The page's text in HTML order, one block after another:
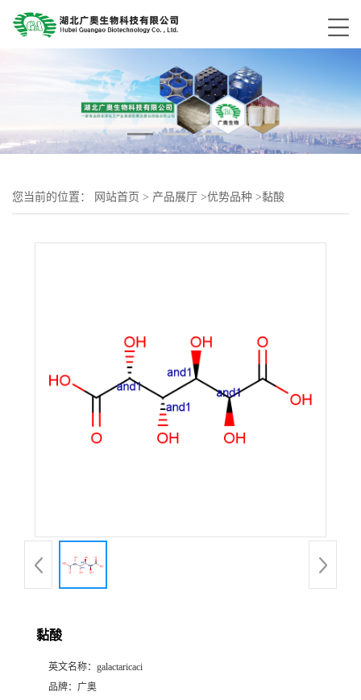
您当前的位置： 网站首页 > 产品展厅 >优势品种 >黏酸
黏酸
英文名称： galactaricaci
品牌： 广奥